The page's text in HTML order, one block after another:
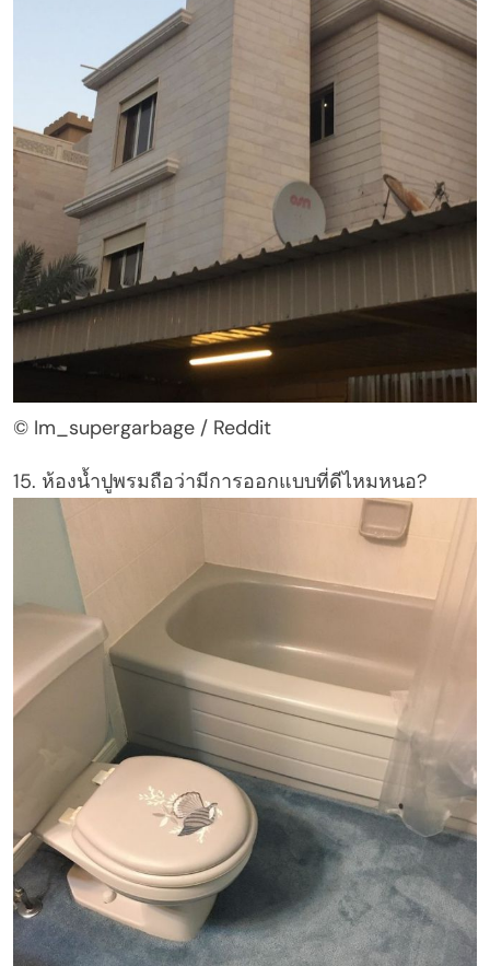
© Im_supergarbage / Reddit
15. ห้องน้ำปูพรมถือว่ามีการออกแบบที่ดีไหมหนอ?